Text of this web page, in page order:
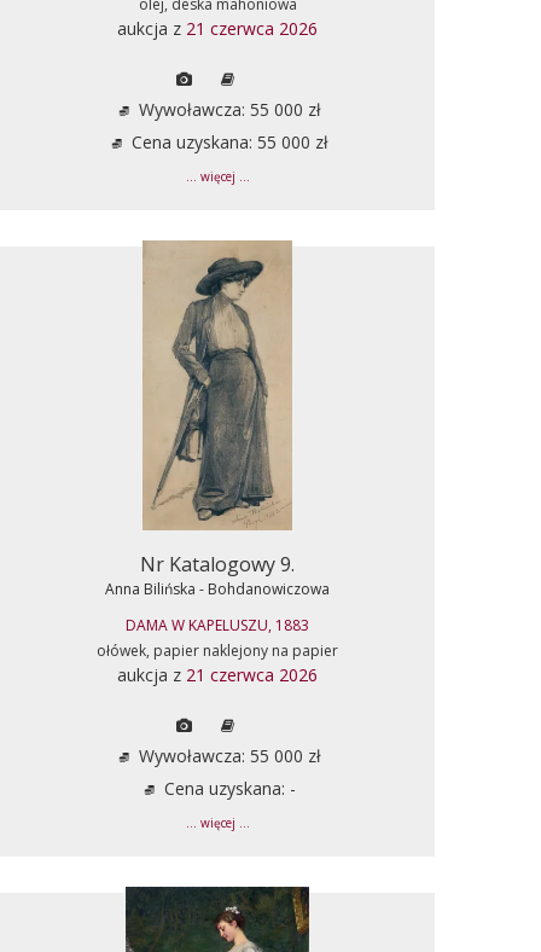
aukcja z 21 czerwca 2026
Wywoławcza: 55 000 zł
Cena uzyskana: 55 000 zł
... więcej ...
Nr Katalogowy 9.
Anna Bilińska - Bohdanowiczowa
DAMA W KAPELUSZU, 1883
ołówek, papier naklejony na papier
aukcja z 21 czerwca 2026
Wywoławcza: 55 000 zł
Cena uzyskana: -
... więcej ...